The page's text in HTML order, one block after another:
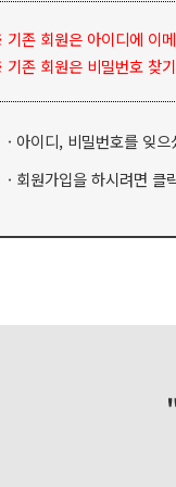
존 회원은 아이디에 이
존 회원은 비밀번호 찾
· 아이디, 비밀번호를 잊으
· 회원가입을 하시려면 클